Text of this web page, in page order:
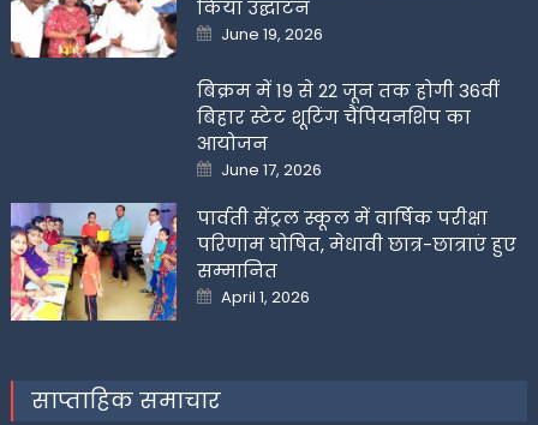
किया उद्घाटन
Posted
on
June 19, 2026
बिक्रम में 19 से 22 जून तक होगी 36वीं
बिहार स्टेट शूटिंग चैंपियनशिप का
आयोजन
Posted
on
June 17, 2026
पार्वती सेंट्रल स्कूल में वार्षिक परीक्षा
परिणाम घोषित, मेधावी छात्र-छात्राएं हुए
सम्मानित
Posted
on
April 1, 2026
साप्ताहिक समाचार